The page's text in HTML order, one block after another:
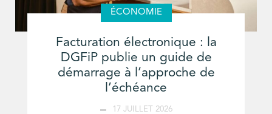
ÉCONOMIE
Facturation électronique : la
DGFiP publie un guide de
démarrage à l’approche de
l’échéance
17 JUILLET 2026